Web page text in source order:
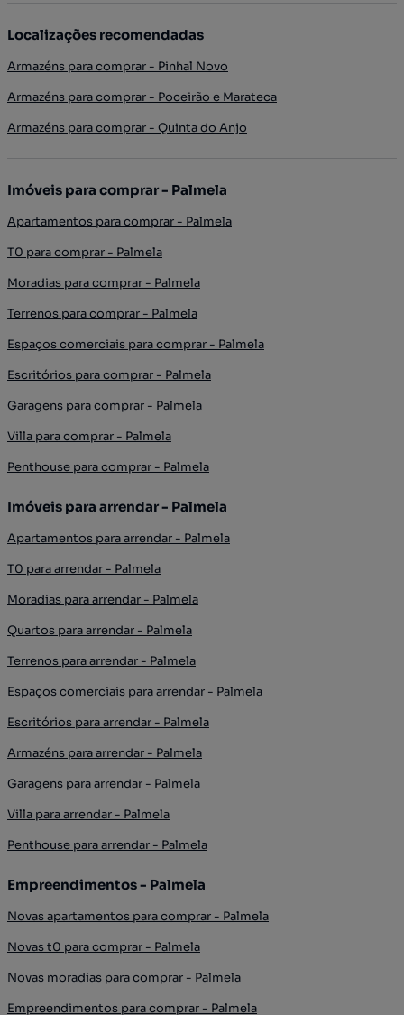
Localizações recomendadas
Armazéns para comprar - Pinhal Novo
Armazéns para comprar - Poceirão e Marateca
Armazéns para comprar - Quinta do Anjo
Imóveis para comprar - Palmela
Apartamentos para comprar - Palmela
T0 para comprar - Palmela
Moradias para comprar - Palmela
Terrenos para comprar - Palmela
Espaços comerciais para comprar - Palmela
Escritórios para comprar - Palmela
Garagens para comprar - Palmela
Villa para comprar - Palmela
Penthouse para comprar - Palmela
Imóveis para arrendar - Palmela
Apartamentos para arrendar - Palmela
T0 para arrendar - Palmela
Moradias para arrendar - Palmela
Quartos para arrendar - Palmela
Terrenos para arrendar - Palmela
Espaços comerciais para arrendar - Palmela
Escritórios para arrendar - Palmela
Armazéns para arrendar - Palmela
Garagens para arrendar - Palmela
Villa para arrendar - Palmela
Penthouse para arrendar - Palmela
Empreendimentos - Palmela
Novas apartamentos para comprar - Palmela
Novas t0 para comprar - Palmela
Novas moradias para comprar - Palmela
Empreendimentos para comprar - Palmela